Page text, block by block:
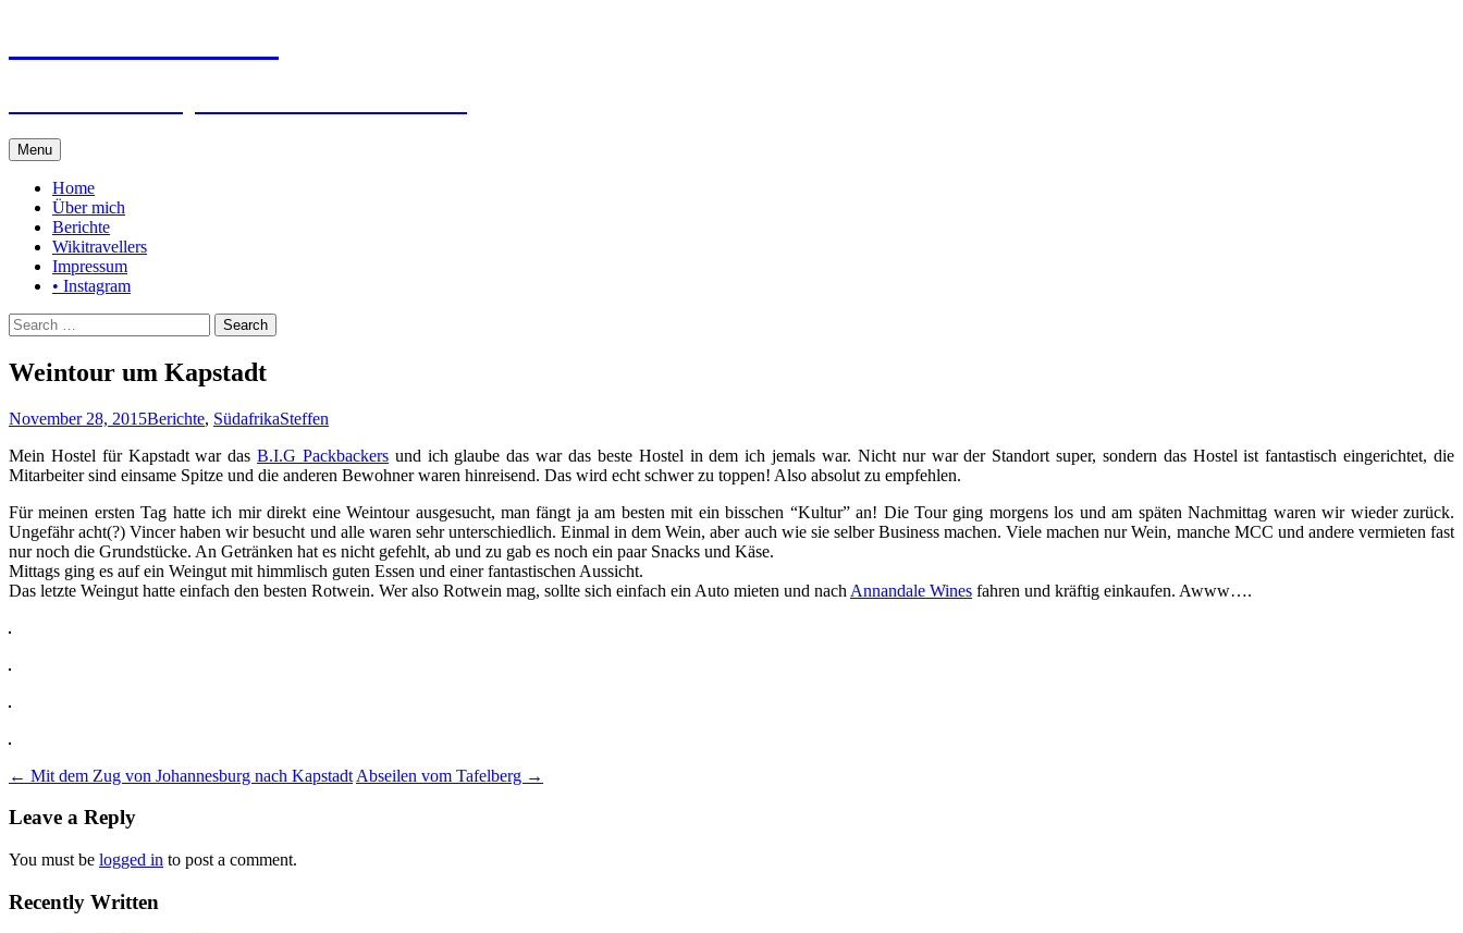
Menu Skip
to
content
Home
Über mich
Berichte
Wikitravellers
Impressum
• Instagram
Search
for:
Weintour um Kapstadt
November 28, 2015Berichte, SüdafrikaSteffen
Mein Hostel für Kapstadt war dasB.I.G Packbackersund ich glaube das war das beste Hostel in dem ich jemals war. Nicht nur war der Standort super, sondern das Hostel ist fantastisch eingerichtet, die
Mitarbeiter sind einsame Spitze und die anderen Bewohner waren hinreisend. Das wird echt schwer zu toppen! Also absolut zu empfehlen.
Für meinen ersten Tag hatte ich mir direkt eine Weintour ausgesucht, man fängt ja am besten mit ein bisschen “Kultur” an! Die Tour ging morgens los und am späten Nachmittag waren wir wieder zurück.
Ungefähr acht(?) Vincer haben wir besucht und alle waren sehr unterschiedlich. Einmal in dem Wein, aber auch wie sie selber Business machen. Viele machen nur Wein, manche MCC und andere vermieten fast
nur noch die Grundstücke. An Getränken hat es nicht gefehlt, ab und zu gab es noch ein paar Snacks und Käse.
Mittags ging es auf ein Weingut mit himmlisch guten Essen und einer fantastischen Aussicht.
Das letzte Weingut hatte einfach den besten Rotwein. Wer also Rotwein mag, sollte sich einfach ein Auto mieten und nach Annandale Wines fahren und kräftig einkaufen. Awww….
Post
navigation
← Mit dem Zug von Johannesburg nach Kapstadt Abseilen vom Tafelberg →
Leave a Reply
You must be logged in to post a comment.
Recently Written